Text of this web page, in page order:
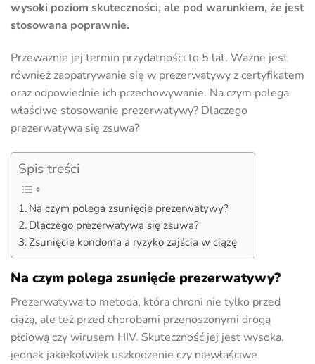
wysoki poziom skuteczności, ale pod warunkiem, że jest
stosowana poprawnie.
Przeważnie jej termin przydatności to 5 lat. Ważne jest
również zaopatrywanie się w prezerwatywy z certyfikatem
oraz odpowiednie ich przechowywanie. Na czym polega
właściwe stosowanie prezerwatywy? Dlaczego
prezerwatywa się zsuwa?
Spis treści
Na czym polega zsunięcie prezerwatywy?
Dlaczego prezerwatywa się zsuwa?
Zsunięcie kondoma a ryzyko zajścia w ciążę
Na czym polega zsunięcie prezerwatywy?
Prezerwatywa to metoda, która chroni nie tylko przed
ciążą, ale też przed chorobami przenoszonymi drogą
płciową czy wirusem HIV. Skuteczność jej jest wysoka,
jednak jakiekolwiek uszkodzenie czy niewłaściwe